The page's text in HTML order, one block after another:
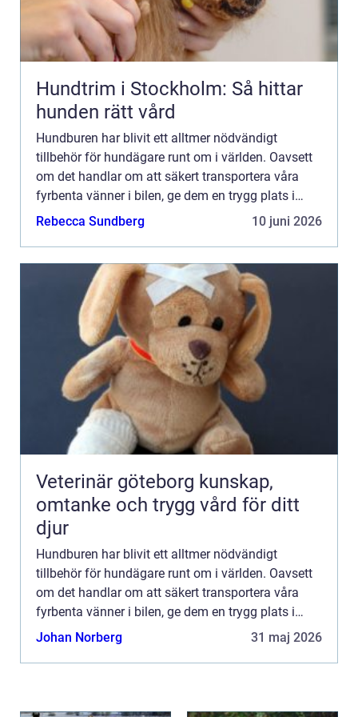
Hundtrim i Stockholm: Så hittar
hunden rätt vård
Hundburen har blivit ett alltmer nödvändigt
tillbehör för hundägare runt om i världen. Oavsett
om det handlar om att säkert transportera våra
fyrbenta vänner i bilen, ge dem en trygg plats i
hemmet eller ...
Rebecca Sundberg 10 juni 2026
Veterinär göteborg kunskap,
omtanke och trygg vård för ditt
djur
Hundburen har blivit ett alltmer nödvändigt
tillbehör för hundägare runt om i världen. Oavsett
om det handlar om att säkert transportera våra
fyrbenta vänner i bilen, ge dem en trygg plats i
hemmet eller ...
Johan Norberg 31 maj 2026